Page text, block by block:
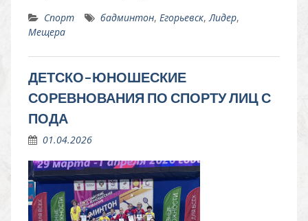
Спорт бадминтон, Егорьевск, Лидер,
Мещера
ДЕТСКО-ЮНОШЕСКИЕ
СОРЕВНОВАНИЯ ПО СПОРТУ ЛИЦ С
ПОДА
01.04.2026